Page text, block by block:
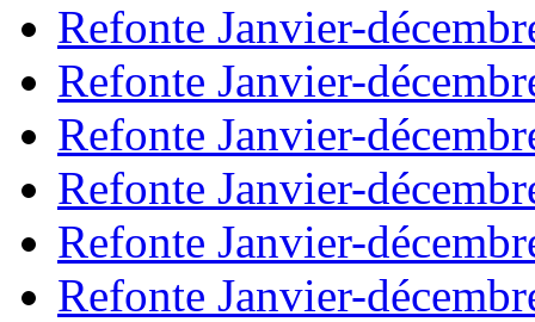
Refonte Janvier-
Refonte Janvier-
Refonte Janvier-
Refonte Janvier-
Refonte Janvier-
Refonte Janvier-